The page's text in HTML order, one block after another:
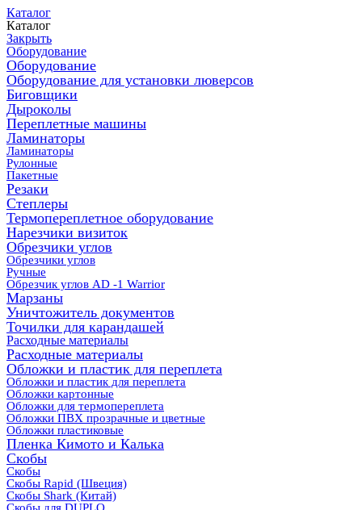
Каталог
Каталог
Закрыть
Оборудование
Оборудование
Оборудование для установки люверсов
Биговщики
Дыроколы
Переплетные машины
Ламинаторы
Ламинаторы
Рулонные
Пакетные
Резаки
Степлеры
Термопереплетное оборудование
Нарезчики визиток
Обрезчики углов
Обрезчики углов
Ручные
Обрезчик углов AD -1 Warrior
Марзаны
Уничтожитель документов
Точилки для карандашей
Расходные материалы
Расходные материалы
Обложки и пластик для переплета
Обложки и пластик для переплета
Обложки картонные
Обложки для термопереплета
Обложки ПВХ прозрачные и цветные
Обложки пластиковые
Пленка Кимото и Калька
Скобы
Скобы
Скобы Rapid (Швеция)
Скобы Shark (Китай)